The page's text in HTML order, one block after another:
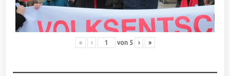
« ‹ von 5 › »